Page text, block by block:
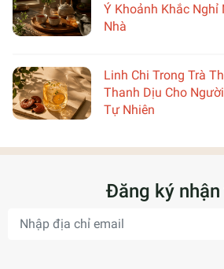
Ý Khoảnh Khắc Nghỉ
Nhà
Linh Chi Trong Trà
Thanh Dịu Cho
Tự Nhiên
Đăng ký